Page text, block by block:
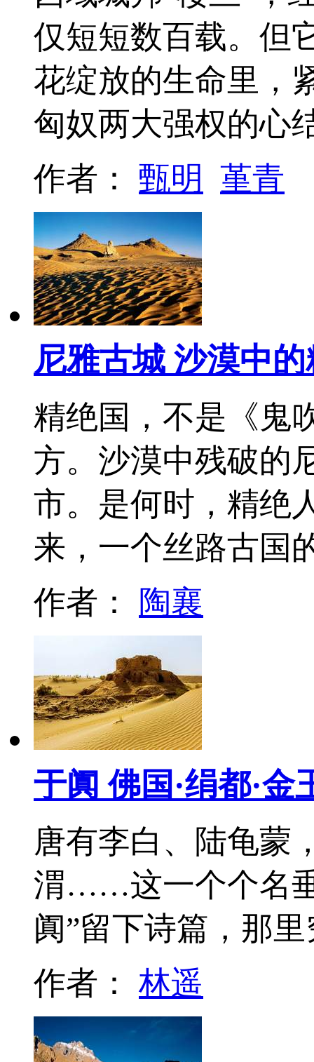
仅短短数百载。但
花绽放的生命里，
匈奴两大强权的心
作者： 甄明 堇青
尼雅古城 沙漠中
精绝国，不是《鬼
方。沙漠中残破的
市。是何时，精绝
来，一个丝路古
作者： 陶襄
于阗 佛国·绢都·金
唐有李白、陆龟蒙
渭……这一个个名
阗”留下诗篇，那
作者： 林遥